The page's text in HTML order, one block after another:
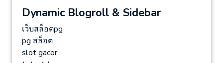
Dynamic Blogroll & Sidebar
เว็บสล็อตpg
pg สล็อต
slot gacor